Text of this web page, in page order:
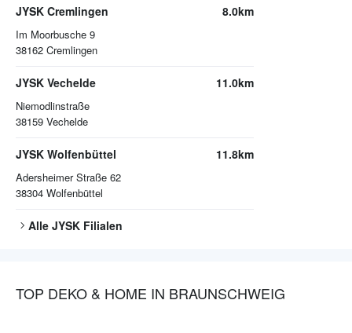
JYSK Cremlingen
Im Moorbusche 9
38162 Cremlingen
8.0km
JYSK Vechelde
Niemodlinstraße
38159 Vechelde
11.0km
JYSK Wolfenbüttel
Adersheimer Straße 62
38304 Wolfenbüttel
11.8km
Alle JYSK Filialen
TOP DEKO & HOME IN BRAUNSCHWEIG